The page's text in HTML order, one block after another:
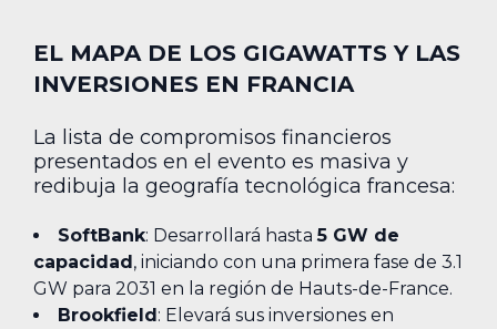
EL MAPA DE LOS GIGAWATTS Y LAS
INVERSIONES EN FRANCIA
La lista de compromisos financieros
presentados en el evento es masiva y
redibuja la geografía tecnológica francesa:
SoftBank: Desarrollará hasta5 GW de
capacidad, iniciando con una primera fase de 3.1
GW para 2031 en la región de Hauts-de-France.
Brookfield: Elevará sus inversiones en